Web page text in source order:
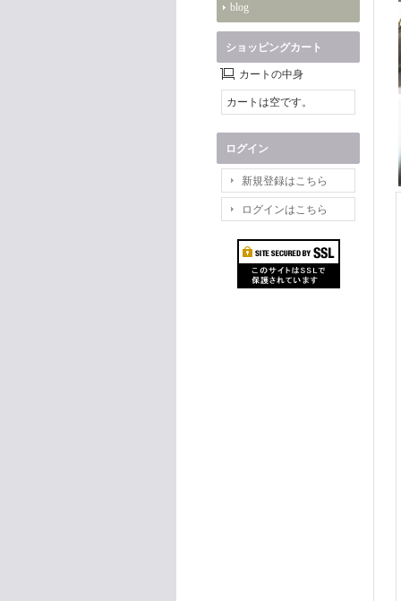
blog
ショッピングカート
カートの中身
カートは空です。
ログイン
新規登録はこちら
ログインはこちら